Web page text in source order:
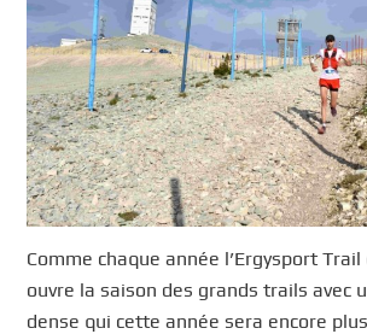
Comme chaque année l’Ergysport
ouvre la saison des grands trails avec
dense qui cette année sera encore